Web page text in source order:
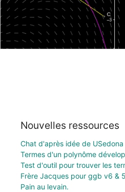
Nouvelles ressources
Chat d'après idée de USedona
Termes d'un polynôme
Test d'outil pour trouver les
Frère Jacques pour ggb v6 &
Pain au levain.